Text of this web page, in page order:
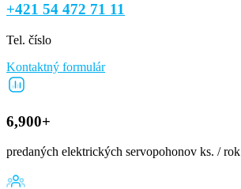
+421 54 472 71 11
Tel. číslo
Kontaktný formulár
6,900+
predaných elektrických servopohonov ks. / rok